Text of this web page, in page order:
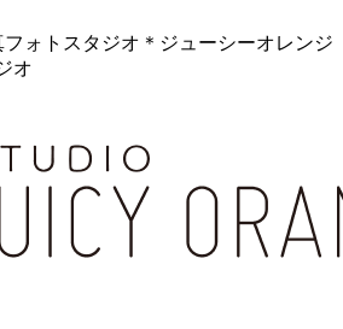
ォトスタジオ＊ジューシーオレンジ
オ